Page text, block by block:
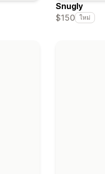
Snugly
$150 ใหม่